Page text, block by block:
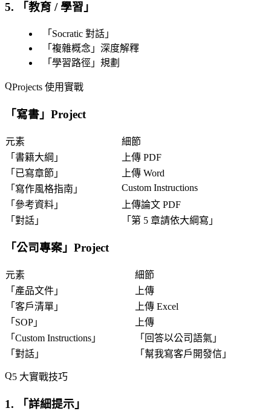
5. 「教育 / 學習 」
「 Socratic 對話 」
「 複雜概念 」深度解釋
「 學習路徑 」規劃
Projects 使用實戰
「寫書 」Project
元素
細節
「 書籍大綱 」
上傳 PDF
「 已寫章節 」
上傳 Word
「 寫作風格指南 」
Custom Instructions
「 參考資料 」
上傳論文 PDF
「 對話 」 「 第 5 章請依大綱寫 」
「公司專案 」Project
元素
細節
「 產品文件 」
上傳
「 客戶清單 」
上傳 Excel
「 SOP 」
上傳
「 Custom Instructions 」 「 回答以公司語氣 」
「 對話 」 「 幫我寫客戶開發信 」
5 大實戰技巧
1. 「詳細提示」